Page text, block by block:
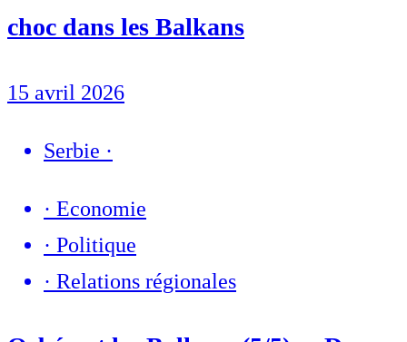
choc dans les Balkans
15 avril 2026
Serbie ·
· Economie
· Politique
· Relations régionales